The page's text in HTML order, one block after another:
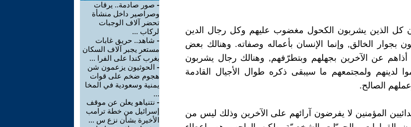
كل الذين يشربون الكحول مغضوب عليهم وكل رجال الدين
بجوار الخالق, وإنما الإنسان بأعماله وصفاته. وهنالك بعض
عن الآخرين بجهلهم وبتطرّفهم, وهنالك رجال يشربون
لدينهم ولمجتمعهم ما سيبقى ذكره طوال الأجيال القادمة
الصالح.
المؤمنين لا يفرضون آرائهم على الآخرين وذلك ليس من
- صور صادمة.. يرقات
وصراصير داخل منشأة
تحضر آلاف الوجبات
لركاب ...
- شاهد.. حريق غابات
مستعر يجبر آلاف السكان
بغرب كندا على الفرا ...
- الحوثيون يزعمون شن
هجوم ضخم على قوات
يمنية وسعودية في المخا
...
- نتنياهو يعلن عن موقف
إسرائيل من خطة ترامب
الأخيرة بشأن نزع س ...